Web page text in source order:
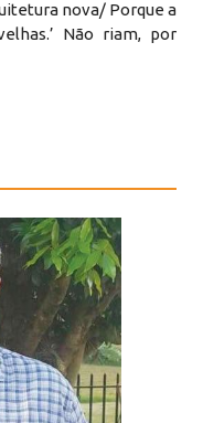
nova/ Porque a
Não riam, por